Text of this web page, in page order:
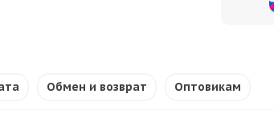
Обмен и возврат Оптовикам